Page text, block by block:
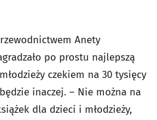
Anety
po prostu najlepszą
czekiem na 30 tysięcy
inaczej. – Nie można na
dla dzieci i młodzieży,